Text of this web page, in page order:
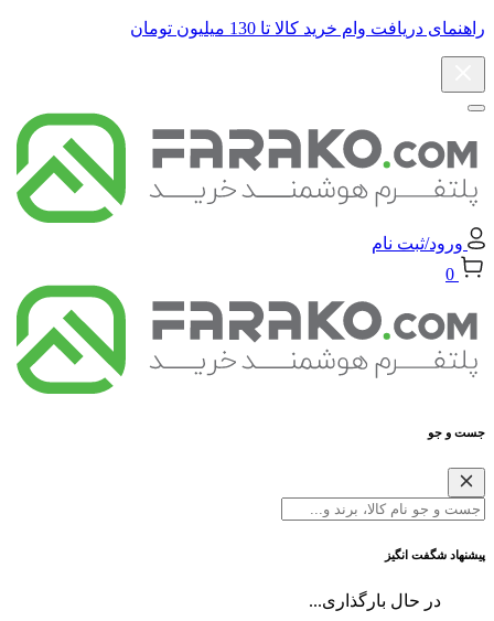
راهنمای دریافت وام خرید کالا تا 130 میلیون تومان
ورود/ثبت نام
0
جست و جو
پیشنهاد شگفت انگیز
در حال بارگذاری...